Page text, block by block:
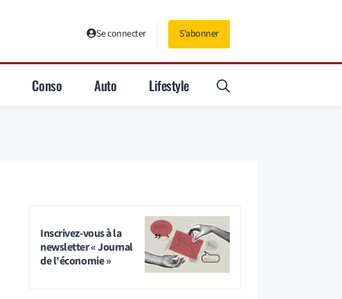
Se connecter S'abonner
Conso Auto Lifestyle
Inscrivez-vous à la
newsletter « Journal
de l'économie »